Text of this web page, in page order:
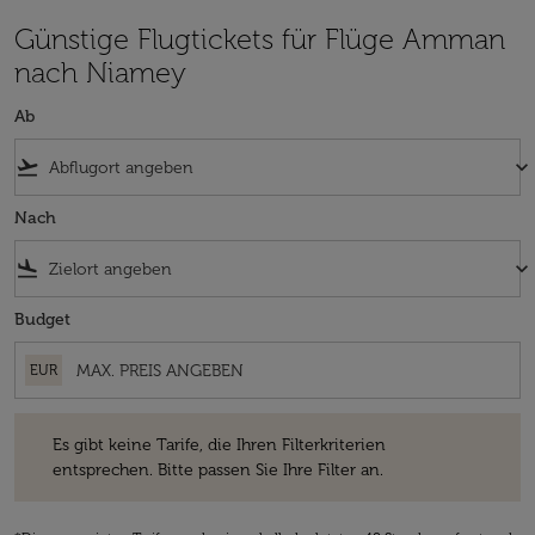
Günstige Flugtickets für Flüge Amman
nach Niamey
Ab
flight_takeoff keyboard_arrow_down
Nach
flight_land keyboard_arrow_down
Budget
EUR
Es gibt keine Tarife, die Ihren Filterkriterien
entsprechen. Bitte passen Sie Ihre Filter an.